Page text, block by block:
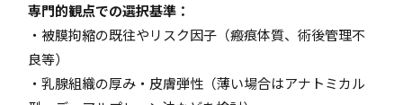
専門的観点での選択基準：
・被膜拘縮の既往やリスク因子（瘢痕体質、術後管理不
良等）
・乳腺組織の厚み・皮膚弾性（薄い場合はアナトミカル